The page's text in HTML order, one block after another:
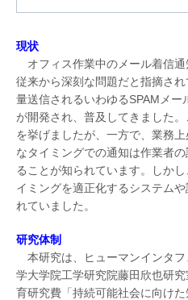
現状
オフィス作業中のメール着信通
従来から深刻な問題だと指摘さ
量送信されるいわゆるSPAMメー
が開発され、普及してきました
を挙げましたが、一方で、業務
なタイミングでの通知は作業者
ることが知られています。しか
イミングを適正化するシステム
れていました。
研究体制
本研究は、ヒューマンインタ
学大学院工学研究院藤田欣也研
育研究費「持続可能社会に向け